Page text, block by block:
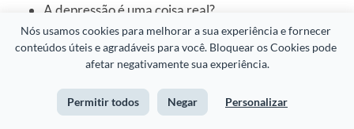
Nós usamos cookies para melhorar a sua experiência e fornecer
conteúdos úteis e agradáveis para você. Bloquear os Cookies pode
afetar negativamente sua experiência.
Permitir todos Negar Personalizar
A depressão é uma coisa real?